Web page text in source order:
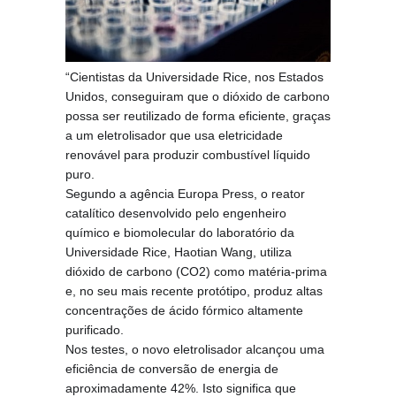
“Cientistas da Universidade Rice, nos Estados
Unidos, conseguiram que o dióxido de carbono
possa ser reutilizado de forma eficiente, graças
a um eletrolisador que usa eletricidade
renovável para produzir combustível líquido
puro.
Segundo a agência Europa Press, o reator
catalítico desenvolvido pelo engenheiro
químico e biomolecular do laboratório da
Universidade Rice, Haotian Wang, utiliza
dióxido de carbono (CO2) como matéria-prima
e, no seu mais recente protótipo, produz altas
concentrações de ácido fórmico altamente
purificado.
Nos testes, o novo eletrolisador alcançou uma
eficiência de conversão de energia de
aproximadamente 42%. Isto significa que